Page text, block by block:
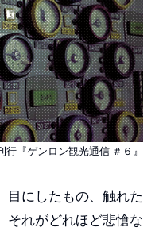
『ゲンロン観光通信 ＃６』
にしたもの、触れた
それがどれほど悲愴な